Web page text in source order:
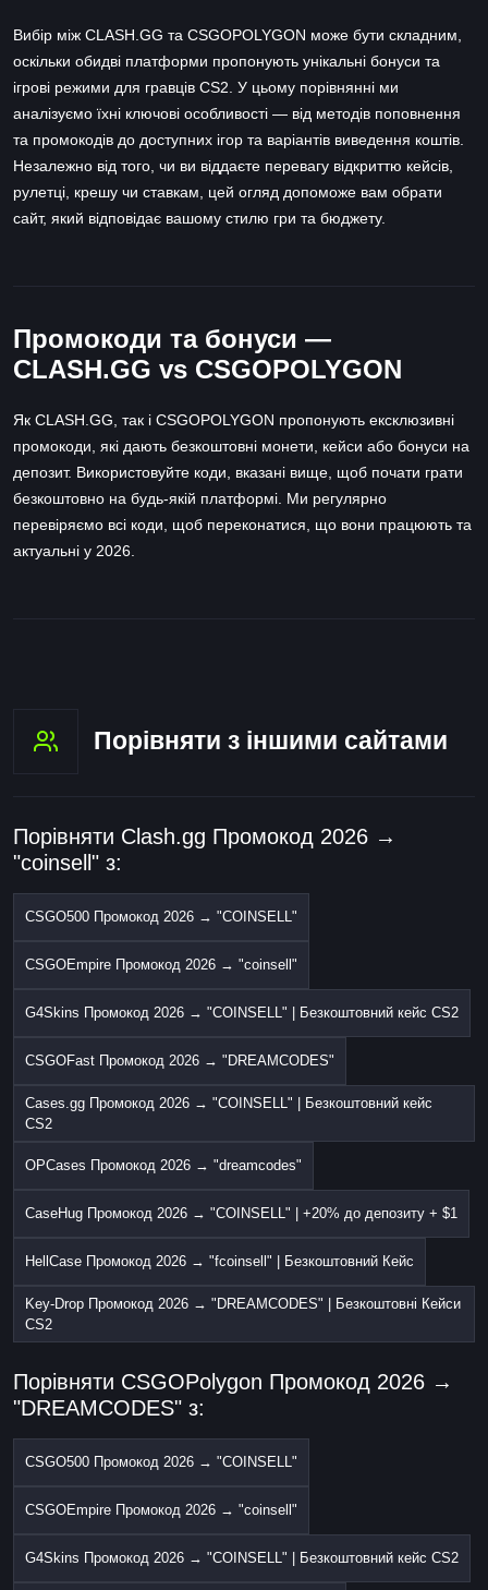
Вибір між CLASH.GG та CSGOPOLYGON може бути складним,
оскільки обидві платформи пропонують унікальні бонуси та
ігрові режими для гравців CS2. У цьому порівнянні ми
аналізуємо їхні ключові особливості — від методів поповнення
та промокодів до доступних ігор та варіантів виведення коштів.
Незалежно від того, чи ви віддаєте перевагу відкриттю кейсів,
рулетці, крешу чи ставкам, цей огляд допоможе вам обрати
сайт, який відповідає вашому стилю гри та бюджету.
Промокоди та бонуси —
CLASH.GG vs CSGOPOLYGON
Як CLASH.GG, так і CSGOPOLYGON пропонують ексклюзивні
промокоди, які дають безкоштовні монети, кейси або бонуси на
депозит. Використовуйте коди, вказані вище, щоб почати грати
безкоштовно на будь-якій платформі. Ми регулярно
перевіряємо всі коди, щоб переконатися, що вони працюють та
актуальні у 2026.
Порівняти з іншими сайтами
Порівняти Clash.gg Промокод 2026 →
"coinsell" з:
CSGO500 Промокод 2026 → "COINSELL"
CSGOEmpire Промокод 2026 → "coinsell"
G4Skins Промокод 2026 → "COINSELL" | Безкоштовний кейс CS2
CSGOFast Промокод 2026 → "DREAMCODES"
Cases.gg Промокод 2026 → "COINSELL" | Безкоштовний кейс
CS2
OPCases Промокод 2026 → "dreamcodes"
CaseHug Промокод 2026 → "COINSELL" | +20% до депозиту + $1
HellCase Промокод 2026 → "fcoinsell" | Безкоштовний Кейс
Key-Drop Промокод 2026 → "DREAMCODES" | Безкоштовні Кейси
CS2
Порівняти CSGOPolygon Промокод 2026 →
"DREAMCODES" з:
CSGO500 Промокод 2026 → "COINSELL"
CSGOEmpire Промокод 2026 → "coinsell"
G4Skins Промокод 2026 → "COINSELL" | Безкоштовний кейс CS2